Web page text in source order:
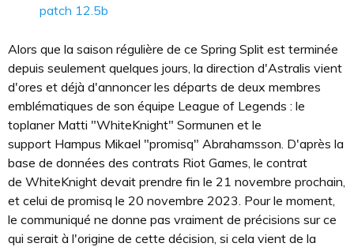
patch 12.5b
Alors que la saison régulière de ce Spring Split est terminée
depuis seulement quelques jours, la direction d'Astralis vient
d'ores et déjà d'annoncer les départs de deux membres
emblématiques de son équipe League of Legends : le
toplaner Matti "WhiteKnight" Sormunen et le
support Hampus Mikael "promisq" Abrahamsson. D'après la
base de données des contrats Riot Games, le contrat
de WhiteKnight devait prendre fin le 21 novembre prochain,
et celui de promisq le 20 novembre 2023. Pour le moment,
le communiqué ne donne pas vraiment de précisions sur ce
qui serait à l'origine de cette décision, si cela vient de la